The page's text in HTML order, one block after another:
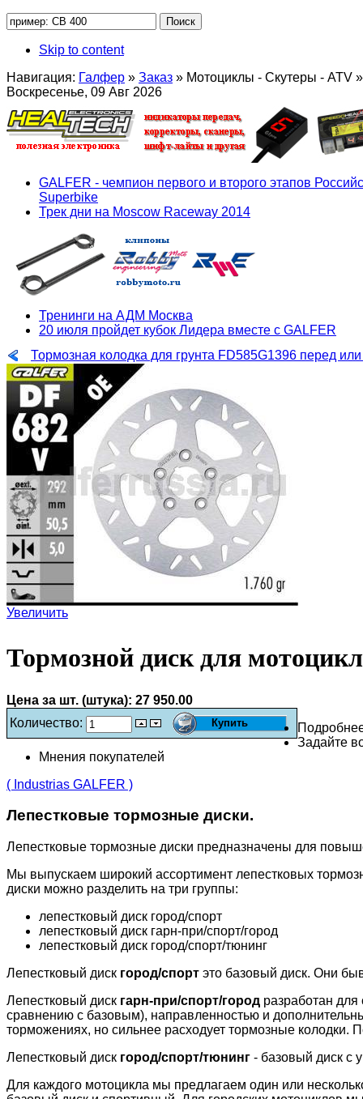
Skip to content
Навигация: Галфер » Заказ » Мотоциклы - Скутеры - ATV »
Воскресенье, 09 Авг 2026
GALFER - чемпион первого и второго этапов
Superbike
Трек дни на Moscow Raceway 2014
Тренинги на АДМ Москва
20 июля пройдет кубок Лидера вместе с GALFER
Тормозная колодка для грунта FD585G1396 перед или
Увеличить
Тормозной диск для
Цена за шт. (штука): 27 950.00
Количество:
Задайте
Мнения покупателей
( Industrias GALFER )
Лепестковые тормозные диски.
Лепестковые тормозные диски предназначены для
Мы выпускаем широкий ассортимент лепестковых
диски можно разделить на три группы:
лепестковый диск город/спорт
лепестковый диск гарн-при/спорт/город
лепестковый диск город/спорт/тюнинг
Лепестковый диск город/спорт это базовый диск. Они
Лепестковый диск гарн-при/спорт/город разработан
сравнению с базовым), направленностью и
торможениях, но сильнее расходует тормозные колодки.
Лепестковый диск город/спорт/тюнинг - базовый диск с
Для каждого мотоцикла мы предлагаем один или